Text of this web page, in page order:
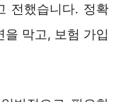
전했습니다. 정확
막고, 보험 가입